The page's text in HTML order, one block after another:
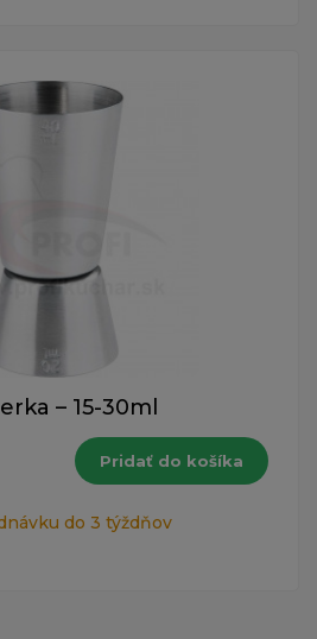
– 15-30ml
Pridať do košíka
do 3 týždňov